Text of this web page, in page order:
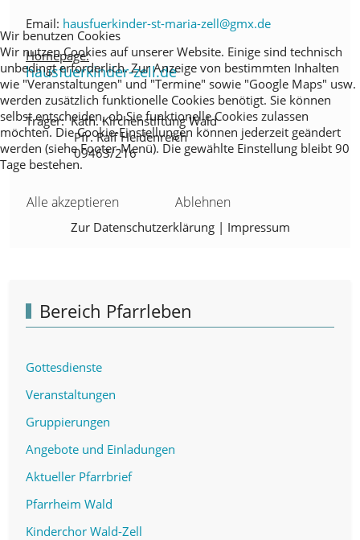
Email: hausfuerkinder-st-maria-zell@gmx.de
Homepage:
hausfuerkinder-zell.de
Träger: Kath. Kirchenstiftung Wald
Pfr. Ralf Heidenreich
09463/216
Bereich Pfarrleben
Gottesdienste
Veranstaltungen
Gruppierungen
Angebote und Einladungen
Aktueller Pfarrbrief
Pfarrheim Wald
Kinderchor Wald-Zell
Wir benutzen Cookies
Wir nutzen Cookies auf unserer Website. Einige sind technisch
unbedingt erforderlich. Zur Anzeige von bestimmten Inhalten
wie "Veranstaltungen" und "Termine" sowie "Google Maps" usw.
werden zusätzlich funktionelle Cookies benötigt. Sie können
selbst entscheiden, ob Sie funktionelle Cookies zulassen
möchten. Die Cookie-Einstellungen können jederzeit geändert
werden (siehe Footer-Menü). Die gewählte Einstellung bleibt 90
Tage bestehen.
Alle akzeptieren Ablehnen
Zur Datenschutzerklärung| Impressum